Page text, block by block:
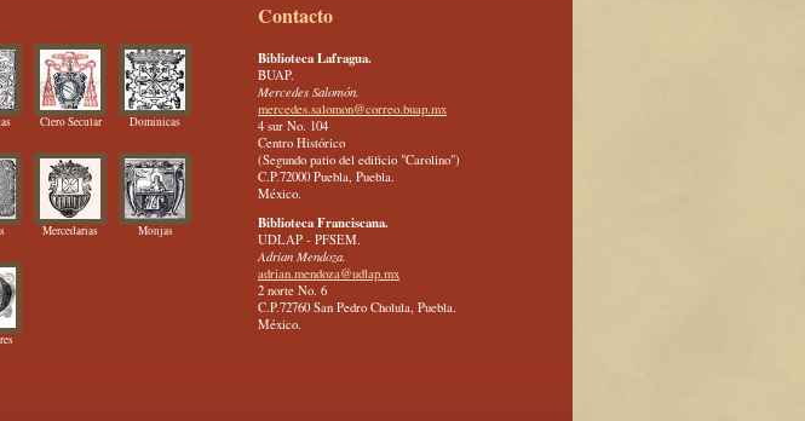
Clero Secular Dominicas
Mercedarias Monjas
Contacto
Biblioteca Lafragua.
BUAP.
Mercedes Salomón.
mercedes.salomon@correo.buap.mx
4 sur No. 104
Centro Histórico
(Segundo patio del edificio "Carolino")
C.P.72000 Puebla, Puebla.
México.
Biblioteca Franciscana.
UDLAP - PFSEM.
Adrian Mendoza.
adrian.mendoza@udlap.mx
2 norte No. 6
C.P.72760 San Pedro Cholula, Puebla.
México.